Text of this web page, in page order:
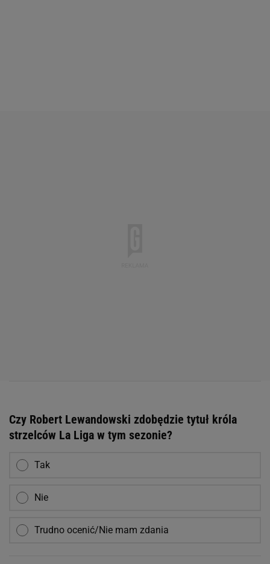
Czy Robert Lewandowski zdobędzie tytuł króla
strzelców La Liga w tym sezonie?
Tak
Nie
Trudno ocenić/Nie mam zdania